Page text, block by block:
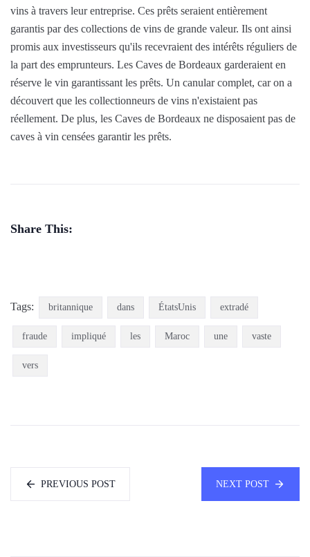
vins à travers leur entreprise. Ces prêts seraient entièrement
garantis par des collections de vins de grande valeur. Ils ont ainsi
promis aux investisseurs qu'ils recevraient des intérêts réguliers de
la part des emprunteurs. Les Caves de Bordeaux garderaient en
réserve le vin garantissant les prêts. Un canular complet, car on a
découvert que les collectionneurs de vins n'existaient pas
réellement. De plus, les Caves de Bordeaux ne disposaient pas de
caves à vin censées garantir les prêts.
Share This:
Tags: britannique dans ÉtatsUnis extradé
fraude impliqué les Maroc une vaste
vers
PREVIOUS POST NEXT POST